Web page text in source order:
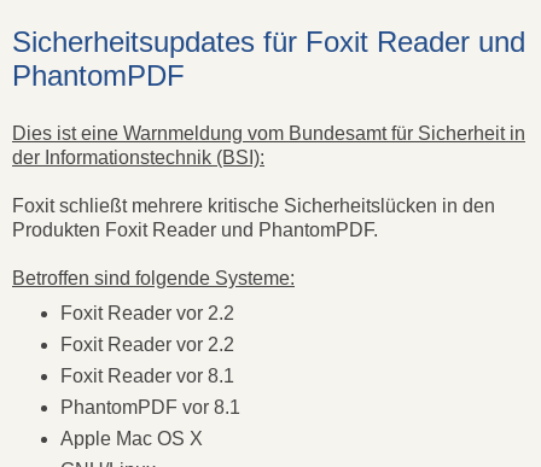
Sicherheitsupdates für Foxit Reader und
PhantomPDF
Dies ist eine Warnmeldung vom Bundesamt für Sicherheit in
der Informationstechnik (BSI):
Foxit schließt mehrere kritische Sicherheitslücken in den
Produkten Foxit Reader und PhantomPDF.
Betroffen sind folgende Systeme:
Foxit Reader vor 2.2
Foxit Reader vor 2.2
Foxit Reader vor 8.1
PhantomPDF vor 8.1
Apple Mac OS X